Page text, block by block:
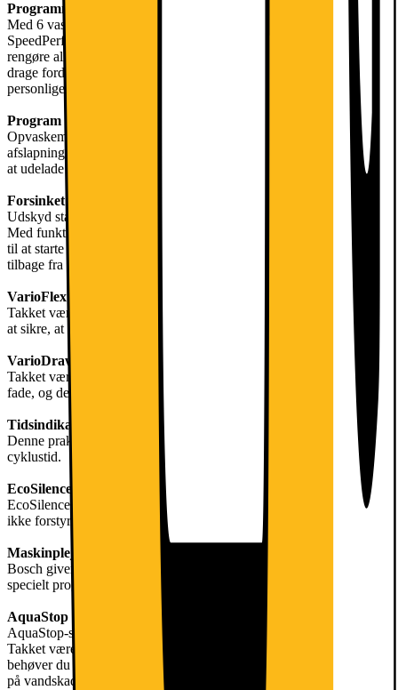
Programmer
Med 6 vaskeprogrammer og 4 specielle muligheder inklusive
SpeedPerfect+, Remote Start, Half load eller ExtraDry kan du nemt
rengøre alle typer service med fantastisk resultat. Derudover kan du
drage fordel af funktionen Favoritprogram og få din foretrukne
personlige funktion ved et tryk på en knap.
Program til stilhed
Opvaskemaskinen griber ikke ind i dine daglige handlinger eller
afslapning takket være dens Silence-program, som tillader apparatet
at udelade støj så lavt som 42 dB.
Forsinket start
Udskyd starten af opvasken, så den passer til din daglige tidsplan.
Med funktion for forsinket start kan du indstille din opvaskemaskine
til at starte opvasken senere, så du får rent service, når du kommer
tilbage fra skole, arbejde eller købmand.
VarioFlex system
Takket være VarioFlex-funktionen kan du justere kurvens højde for
at sikre, at alle dine tallerkener passer komfortabelt ind.
VarioDrawer
Takket være den justerbare VarioDrawer kan du passe i endnu flere
fade, og der vil være plads nok selv til de atypisk formede.
Tidsindikator
Denne praktiske tidsindikator informerer dig om den resterende
cyklustid.
EcoSilence Drive
EcoSilence Drive-motoren giver lydløs drift, så opvaskemaskinen
ikke forstyrrer dine daglige aktiviteter eller afslapning..
Maskinpleje
Bosch giver dig nem og bekvem rengøring, da dette apparat har et
specielt program, der renser dets indre.
AquaStop
AquaStop-systemet sikrer 100% beskyttelse mod enhver vandskade.
Takket være dobbeltvægget tilførselsslange med sikkerhedsventil
behøver du ikke frygte for vandlækage. Bosch giver livstidsgaranti
på vandskade på denne opvaskemaskine.